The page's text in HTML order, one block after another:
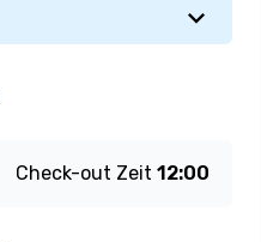
Check-out Zeit 12:00